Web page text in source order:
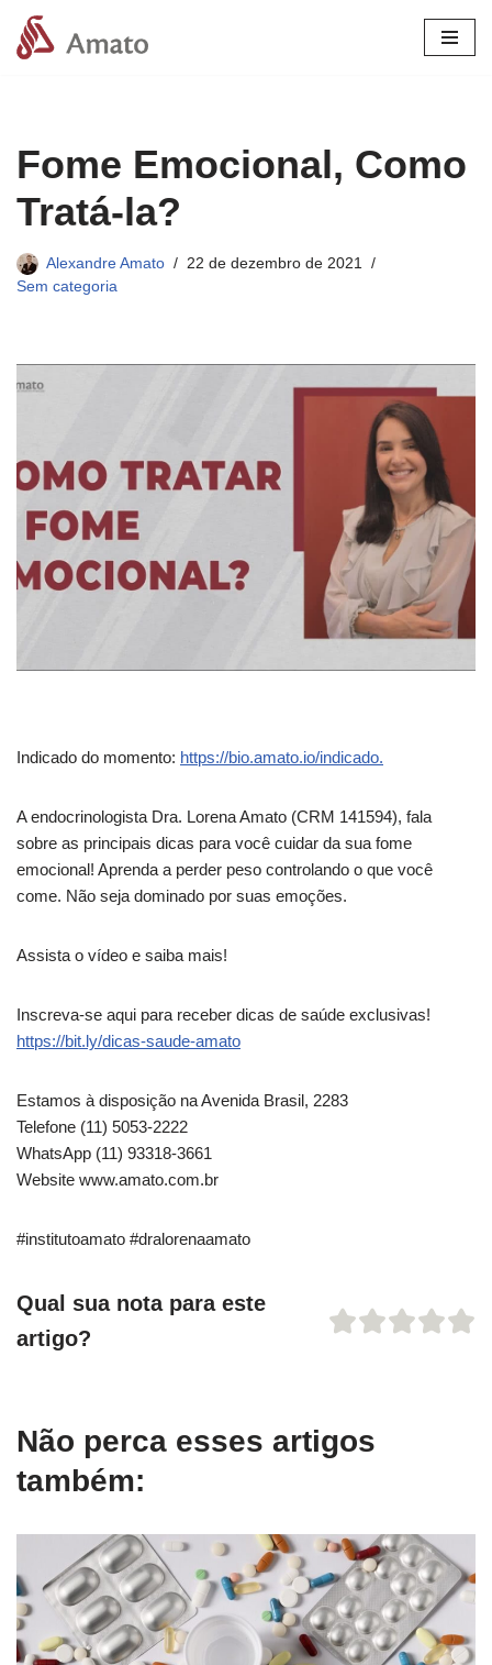
Pular
Fome Emocional, Como
Tratá-la?
Alexandre Amato
22 de dezembro de 2021
Sem categoria
Indicado do momento: https://bio.amato.io/indicado.
A endocrinologista Dra. Lorena Amato (CRM 141594), fala
sobre as principais dicas para você cuidar da sua fome
emocional! Aprenda a perder peso controlando o que você
come. Não seja dominado por suas emoções.
Assista o vídeo e saiba mais!
Inscreva-se aqui para receber dicas de saúde exclusivas!
https://bit.ly/dicas-saude-amato
Estamos à disposição na Avenida Brasil, 2283
Telefone (11) 5053-2222
WhatsApp (11) 93318-3661
Website www.amato.com.br
#institutoamato #dralorenaamato
Qual sua nota para este
artigo?
Não perca esses artigos
também: